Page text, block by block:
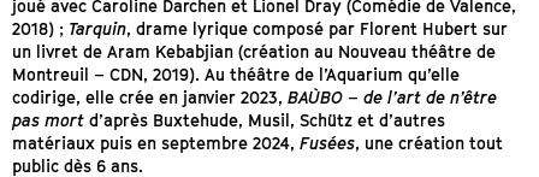
joué avec Caroline Darchen et Lionel Dray (Comédie de Valence,
2018) ; Tarquin, drame lyrique composé par Florent Hubert sur
un livret de Aram Kebabjian (création au Nouveau théâtre de
Montreuil – CDN, 2019). Au théâtre de l’Aquarium qu’elle
codirige, elle crée en janvier 2023, BAÙBO – de l’art de n’être
pas mort d’après Buxtehude, Musil, Schütz et d’autres
matériaux puis en septembre 2024, Fusées, une création tout
public dès 6 ans.